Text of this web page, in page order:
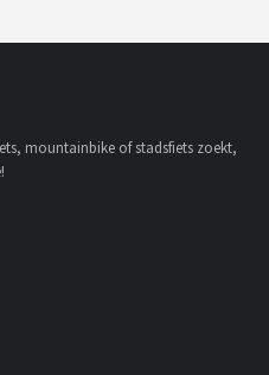
mountainbike of stadsfiets zoekt,